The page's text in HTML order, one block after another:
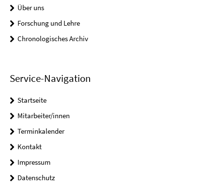
Über uns
Forschung und Lehre
Chronologisches Archiv
Service-Navigation
Startseite
Mitarbeiter/innen
Terminkalender
Kontakt
Impressum
Datenschutz